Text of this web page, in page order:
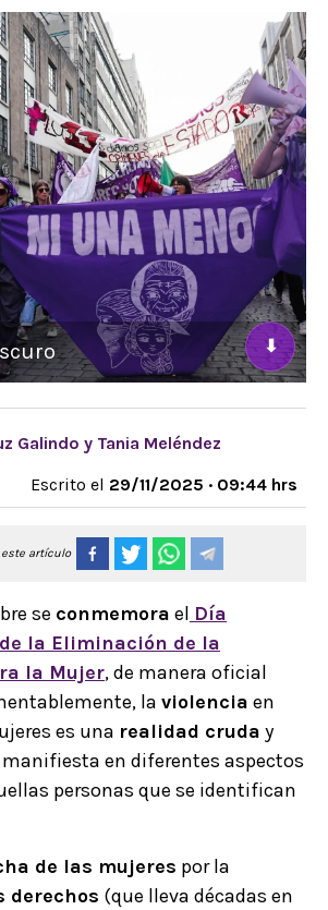
⬇
Galindo y Tania Meléndez
Escrito el 29/11/2025 · 09:44 hrs
este artículo
se conmemora el Día
la Eliminación de la
la Mujer, de manera oficial
la violencia en
es una realidad cruda y
manifiesta en diferentes aspectos
personas que se identifican
de las mujeres por la
derechos (que lleva décadas en